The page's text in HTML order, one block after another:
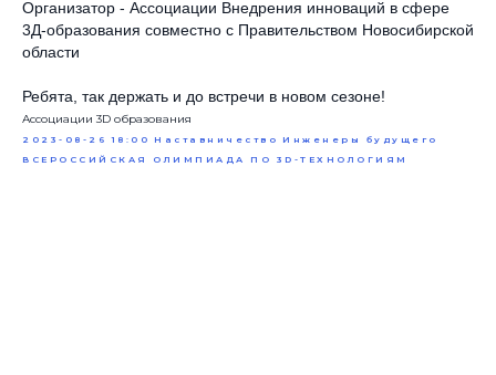
Организатор - Ассоциации Внедрения инноваций в сфере
3Д-образования совместно с Правительством Новосибирской
области
Ребята, так держать и до встречи в новом сезоне!
Ассоциации 3D образования
2023-08-26 18:00 Наставничество
Инженеры будущего
ВСЕРОССИЙСКАЯ ОЛИМПИАДА ПО 3D-ТЕХНОЛОГИЯМ